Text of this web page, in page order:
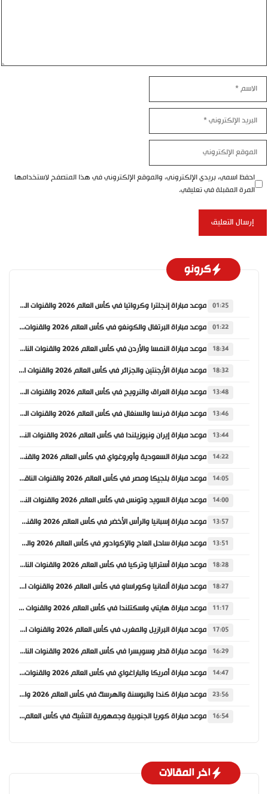
احفظ اسمي، بريدي الإلكتروني، والموقع الإلكتروني في هذا المتصفح لاستخدامها
المرة المقبلة في تعليقي.
كرونو
01:25 موعد مباراة إنجلترا وكرواتيا في كأس العالم 2026 والقنوات الناقلة
01:22 موعد مباراة البرتغال والكونغو في كأس العالم 2026 والقنوات الناقلة
18:34 موعد مباراة النمسا والأردن في كأس العالم 2026 والقنوات الناقلة
18:32 موعد مباراة الأرجنتين والجزائر في كأس العالم 2026 والقنوات الناقلة
13:48 موعد مباراة العراق والنرويج في كأس العالم 2026 والقنوات الناقلة
13:46 موعد مباراة فرنسا والسنغال في كأس العالم 2026 والقنوات الناقلة
13:44 موعد مباراة إيران ونيوزيلندا في كأس العالم 2026 والقنوات الناقلة
14:22 موعد مباراة السعودية وأوروغواي في كأس العالم 2026 والقنوات الناقلة
14:05 موعد مباراة بلجيكا ومصر في كأس العالم 2026 والقنوات الناقلة
14:00 موعد مباراة السويد وتونس في كأس العالم 2026 والقنوات الناقلة
13:57 موعد مباراة إسبانيا والرأس الأخضر في كأس العالم 2026 والقنوات الناقلة
13:51 موعد مباراة ساحل العاج والإكوادور في كأس العالم 2026 والقنوات الناقلة
18:28 موعد مباراة أستراليا وتركيا في كأس العالم 2026 والقنوات الناقلة
18:27 موعد مباراة ألمانيا وكوراساو في كأس العالم 2026 والقنوات الناقلة
11:17 موعد مباراة هايتي واسكتلندا في كأس العالم 2026 والقنوات الناقلة
17:05 موعد مباراة البرازيل والمغرب في كأس العالم 2026 والقنوات الناقلة
16:29 موعد مباراة قطر وسويسرا في كأس العالم 2026 والقنوات الناقلة
14:47 موعد مباراة أمريكا والباراغواي في كأس العالم 2026 والقنوات الناقلة
23:56 موعد مباراة كندا والبوسنة والهرسك في كأس العالم 2026 والقنوات الناقلة
16:54 موعد مباراة كوريا الجنوبية وجمهورية التشيك في كأس العالم 2026 والقنوات الناقلة
اخر المقالات